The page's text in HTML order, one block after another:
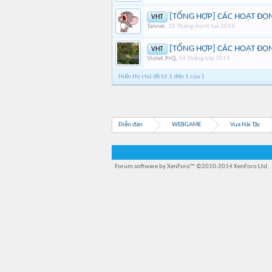
VHT [TỔNG HỢP] CÁC HOẠT
Tanner, 28 Tháng mười hai 2016
VHT [TỔNG HỢP] CÁC HOẠT
Violet.PrQ, 14 Tháng bảy 2019
Hiển thị chủ đề từ 1 đến 1 của 1
Diễn đàn WEBGAME Vua Hải Tặc
Forum software by XenForo™ ©2010-2014 XenForo Ltd.